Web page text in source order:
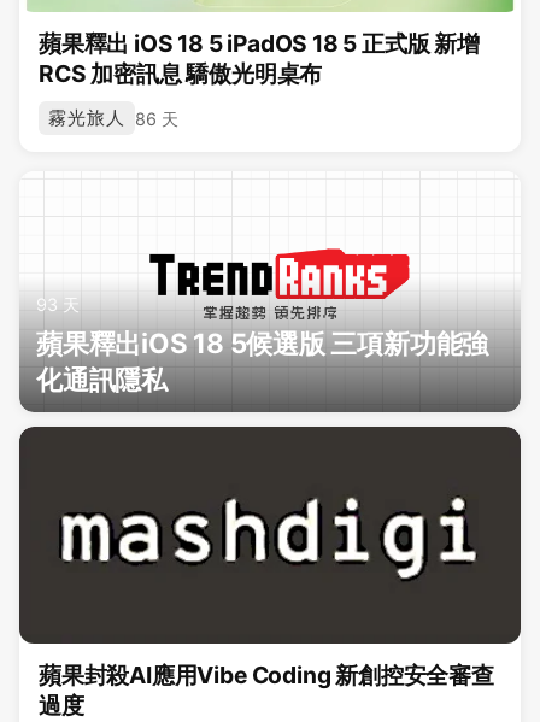
蘋果釋出 iOS 18 5 iPadOS 18 5 正式版 新增
RCS 加密訊息 驕傲光明桌布
霧光旅人 86 天
93 天
蘋果釋出iOS 18 5候選版 三項新功能強
化通訊隱私
蘋果封殺AI應用Vibe Coding 新創控安全審查
過度